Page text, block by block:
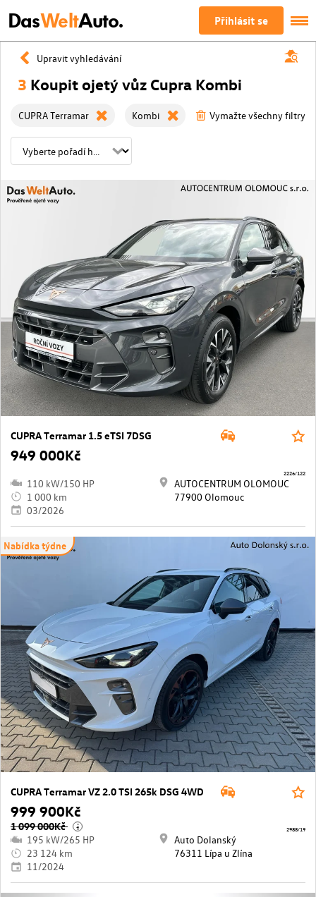
DasWeltAuto. Přihlásit se
Upravit vyhledávání
3 Koupit ojetý vůz Cupra Kombi
CUPRA Terramar Kombi Vymažte všechny filtry
CUPRA Terramar 1.5 eTSI 7DSG
949 000Kč
110 kW/150 HP
1 000 km
03/2026
AUTOCENTRUM OLOMOUC
77900 Olomouc
2226/122
Nabídka týdne
CUPRA Terramar VZ 2.0 TSI 265k DSG 4WD
999 900Kč
1 099 000Kč i
195 kW/265 HP
23 124 km
11/2024
Auto Dolanský
76311 Lípa u Zlína
2988/19